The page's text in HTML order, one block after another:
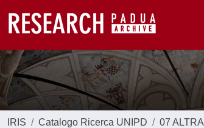
IRIS Catalogo Ricerca UNIPD 07